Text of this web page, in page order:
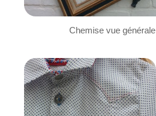
Chemise vue générale